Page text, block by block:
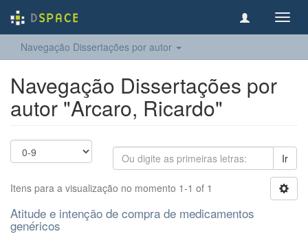
Navegação Dissertações por autor
Navegação Dissertações por
autor "Arcaro, Ricardo"
Ir
Itens para a visualização no momento 1-1 of 1
Atitude e intenção de compra de medicamentos
genéricos